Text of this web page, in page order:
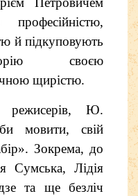
професійністю,
й підкуповують
своєю
щирістю.
режисерів, Ю.
мовити, свій
Зокрема, до
Сумська, Лідія
та ще безліч